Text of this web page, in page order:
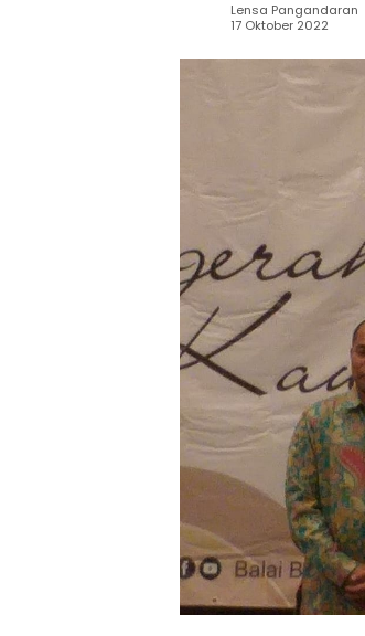
Lensa Pangandaran
17 Oktober 2022